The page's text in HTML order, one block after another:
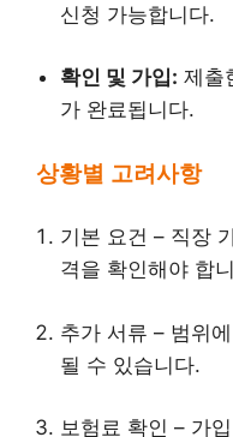
신청 가능합니다.
확인 및 가입: 제출
가 완료됩니다.
상황별 고려사항
기본 요건 – 직장
격을 확인해야 합
추가 서류 – 범위
될 수 있습니다.
보험료 확인 – 가